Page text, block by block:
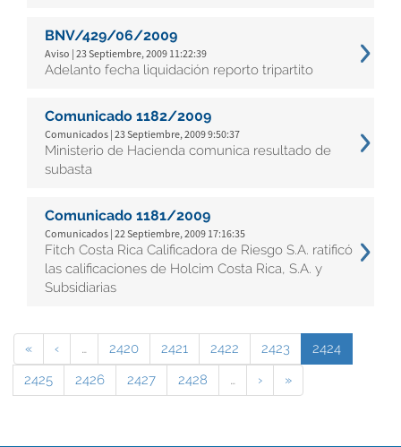
BNV/429/06/2009
Aviso | 23 Septiembre, 2009 11:22:39
Adelanto fecha liquidación reporto tripartito
Comunicado 1182/2009
Comunicados | 23 Septiembre, 2009 9:50:37
Ministerio de Hacienda comunica resultado de
subasta
Comunicado 1181/2009
Comunicados | 22 Septiembre, 2009 17:16:35
Fitch Costa Rica Calificadora de Riesgo S.A. ratificó
las calificaciones de Holcim Costa Rica, S.A. y
Subsidiarias
« ‹ … 2420 2421 2422 2423
2424
2425
2426 2427 2428 … › »